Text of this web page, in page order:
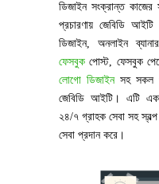
ডিজাইন সংক্রান্ত
প্রচারণায় জেবিডি
ডিজাইন, অনলাইন
ফেসবুক পোস্ট, ফেসবুক
লোগো ডিজাইনসহ সকল
জেবিডি আইটি। এটি
২৪/৭ গ্রাহক সেবা সহ
সেবা প্রদান করে।